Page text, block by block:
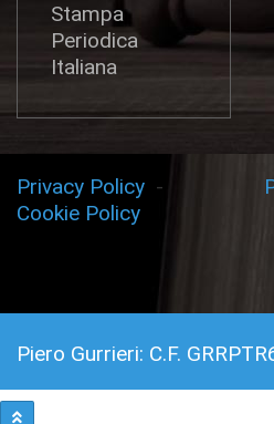
Stampa
Periodica
Italiana
Privacy Policy -
Cookie Policy
Piero Gurrieri: C.F.